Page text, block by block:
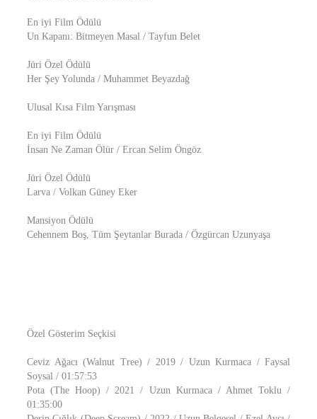
En iyi Film Ödülü
Un Kapanı: Bitmeyen Masal / Tayfun Belet
Jüri Özel Ödülü
Her Şey Yolunda / Muhammet Beyazdağ
Ulusal Kısa Film Yarışması
En iyi Film Ödülü
İnsan Ne Zaman Ölür / Ercan Selim Öngöz
Jüri Özel Ödülü
Larva / Volkan Güney Eker
Mansiyon Ödülü
Cehennem Boş, Tüm Şeytanlar Burada / Özgürcan Uzunyaşa
Özel Gösterim Seçkisi
Ceviz Ağacı (Walnut Tree) / 2019 / Uzun Kurmaca / Faysal
Soysal / 01:57:53
Pota (The Hoop) / 2021 / Uzun Kurmaca / Ahmet Toklu /
01:35:00